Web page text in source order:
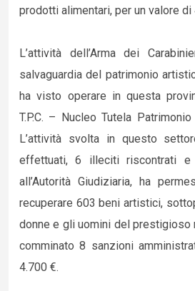
prodotti alimentari, per un valore di
L’attività dell’Arma dei
salvaguardia del patrimonio
ha visto operare in questa
T.P.C. – Nucleo Tutela Patrimonio
L’attività svolta in questo
effettuati, 6 illeciti riscontrati
all’Autorità Giudiziaria, ha
recuperare 603 beni artistici,
donne e gli uomini del prestigioso
comminato 8 sanzioni
4.700 €.